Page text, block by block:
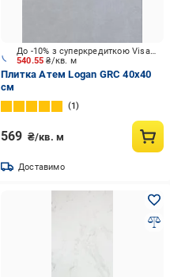
540.55₴/кв. м
До -10% з суперкредиткою Visa Вигода
Плитка Атем Logan GRC 40х40
см
1
569 ₴/кв. м
Доставимо